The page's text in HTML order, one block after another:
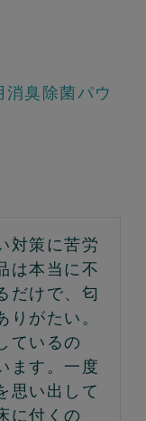
臭除菌パウ
対策に苦労
は本当に不
だけで、匂
がたい。
ているの
ます。一度
思い出して
に付くの